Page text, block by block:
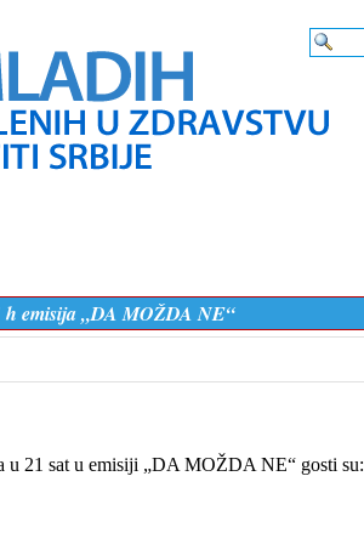
h emisija „DA MOŽDA NE“
u 21 sat u emisiji „DA MOŽDA NE“ gosti su: